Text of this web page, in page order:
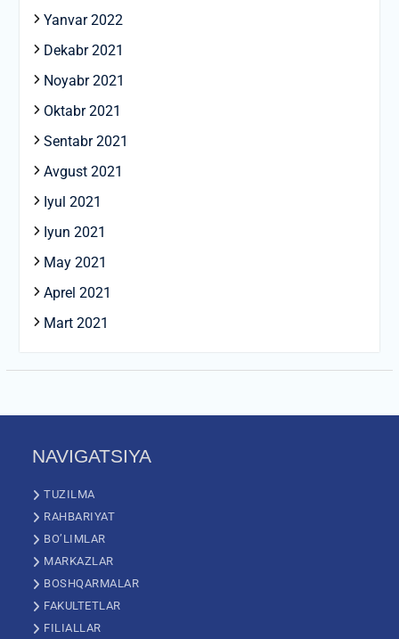
Yanvar 2022
Dekabr 2021
Noyabr 2021
Oktabr 2021
Sentabr 2021
Avgust 2021
Iyul 2021
Iyun 2021
May 2021
Aprel 2021
Mart 2021
NAVIGATSIYA
TUZILMA
RAHBARIYAT
BO’LIMLAR
MARKAZLAR
BOSHQARMALAR
FAKULTETLAR
FILIALLAR